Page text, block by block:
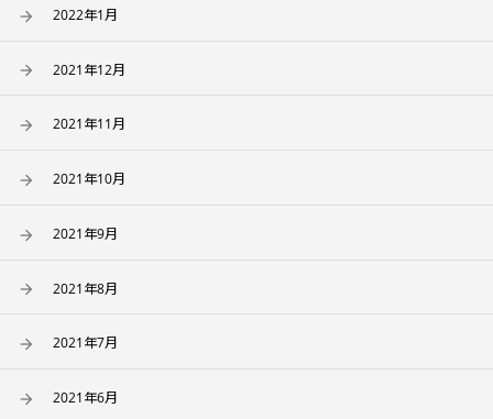
2022年1月
2021年12月
2021年11月
2021年10月
2021年9月
2021年8月
2021年7月
2021年6月